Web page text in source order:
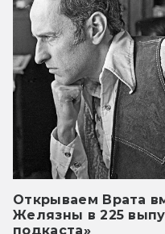
Открываем Врата
Желязны в 225
подкаста»